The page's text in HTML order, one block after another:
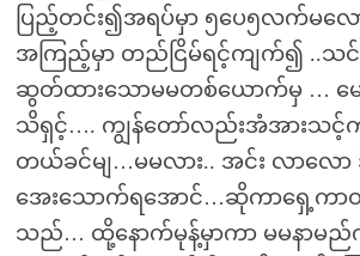
ပြည့်တင်း၍အရပ်မှာ ၅ပေ၅လက်မလ
အကြည့်မှာ တည်ငြိမ်ရင့်ကျက်၍ ..သင်း
ဆွတ်ထားသောမမတစ်ယောက်မှ … မေ
သိရှင့်…. ကျွန်တော်လည်းအံအားသင့်
တယ်ခင်မျ…မမလား.. အင်း လာလော
အေးသောက်ရအောင်…ဆိုကာရှေ့ကာ
သည်… ထို့နောက်မုန့်မှာကာ မမနာမည်က